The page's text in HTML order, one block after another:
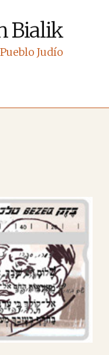
Bialik
Judío